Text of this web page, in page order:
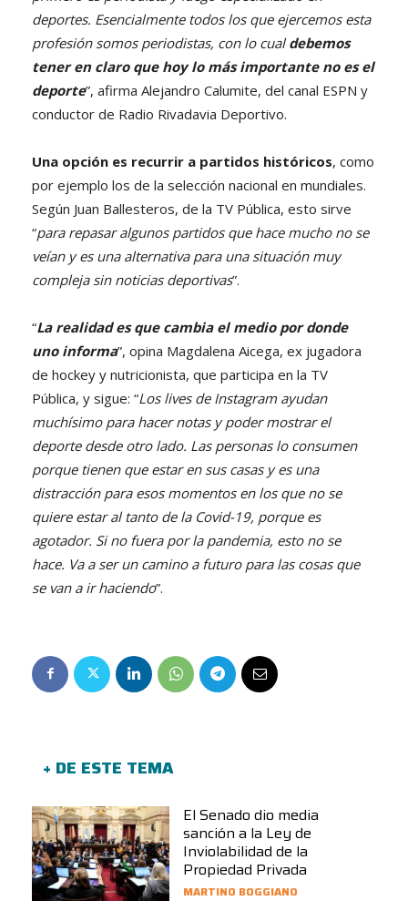
deportes. Esencialmente todos los que ejercemos esta
profesión somos periodistas, con lo cualdebemos
tener en claro que hoy lo más importante no es el
deporte”, afirma Alejandro Calumite, del canal ESPN y
conductor de Radio Rivadavia Deportivo.
Una opción es recurrir a partidos históricos, como
por ejemplo los de la selección nacional en mundiales.
Según Juan Ballesteros, de la TV Pública, esto sirve
“para repasar algunos partidos que hace mucho no se
veían y es una alternativa para una situación muy
compleja sin noticias deportivas”.
“La realidad es que cambia el medio por donde
uno informa”, opina Magdalena Aicega, ex jugadora
de hockey y nutricionista, que participa en la TV
Pública, y sigue: “Los lives de Instagram ayudan
muchísimo para hacer notas y poder mostrar el
deporte desde otro lado. Las personas lo consumen
porque tienen que estar en sus casas y es una
distracción para esos momentos en los que no se
quiere estar al tanto de la Covid-19, porque es
agotador. Si no fuera por la pandemia, esto no se
hace. Va a ser un camino a futuro para las cosas que
se van a ir haciendo”.
+ DE ESTE TEMA
El Senado dio media
sanción a la Ley de
Inviolabilidad de la
Propiedad Privada
MARTINO BOGGIANO